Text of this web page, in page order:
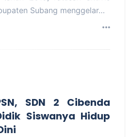
Subang menggelar…
SDN 2 Cibenda
Siswanya Hidup